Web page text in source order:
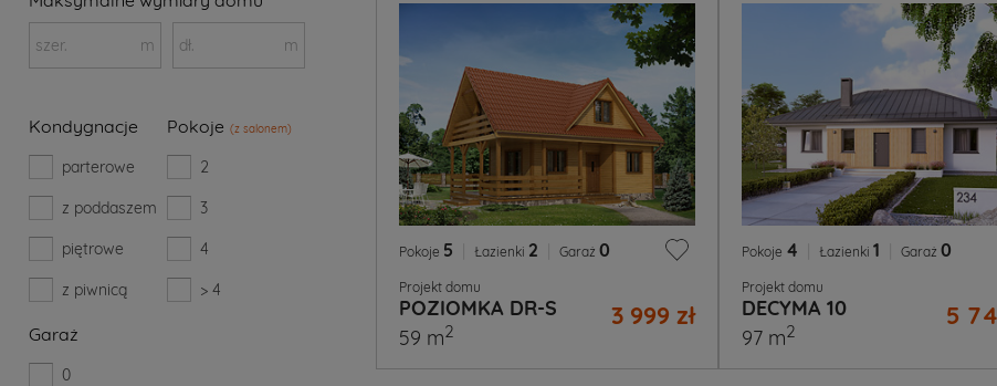
Pokoje 5 Łazienki 2 Garaż 0
Projekt domu
POZIOMKA DR-S 3 999 zł
59 m2
Pokoje 4 Łazienki 1 Garaż 0
Projekt domu
DECYMA 10 5
97 m2
szer. m dł. m
Kondygnacje
parterowe
z poddaszem
piętrowe
z piwnicą
Pokoje (z salonem)
2
3
4
> 4
Garaż
0